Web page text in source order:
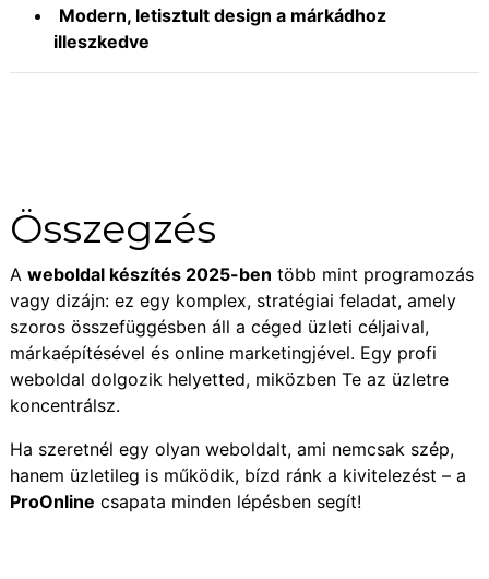
Modern, letisztult design a márkádhoz
illeszkedve
Összegzés
A weboldal készítés 2025-ben több mint programozás
vagy dizájn: ez egy komplex, stratégiai feladat, amely
szoros összefüggésben áll a céged üzleti céljaival,
márkaépítésével és online marketingjével. Egy profi
weboldal dolgozik helyetted, miközben Te az üzletre
koncentrálsz.
Ha szeretnél egy olyan weboldalt, ami nemcsak szép,
hanem üzletileg is működik, bízd ránk a kivitelezést – a
ProOnline csapata minden lépésben segít!